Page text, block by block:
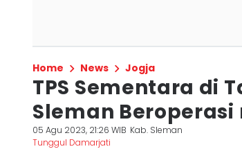
Home News Jogja
TPS Sementara di
Sleman
05 Agu 2023, 21:26 WIB Kab. Sleman
Tunggul Damarjati